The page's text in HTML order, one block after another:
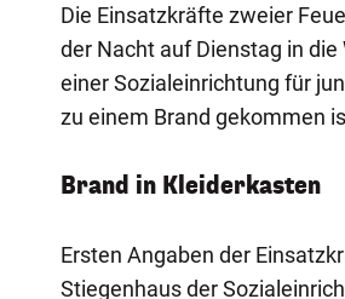
Die Einsatzkräfte zweier
der Nacht auf Dienstag in
einer Sozialeinrichtung für
zu einem Brand gekommen
Brand in Kleiderkasten
Ersten Angaben der
Stiegenhaus der